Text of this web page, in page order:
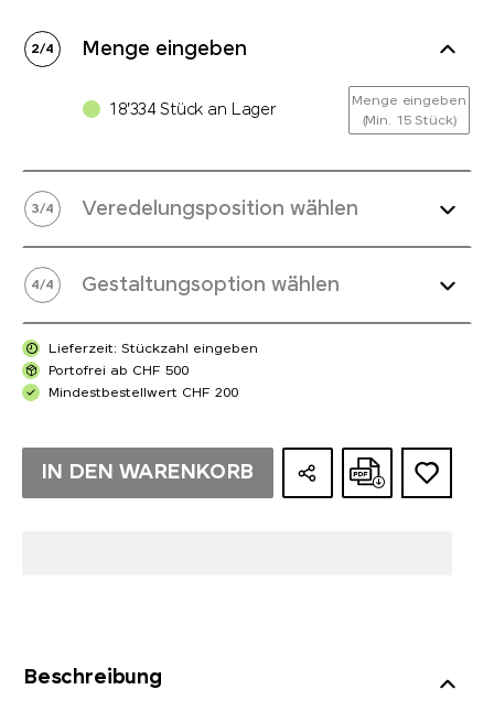
2/4 Menge eingeben
18'334 Stück an Lager
Menge eingeben
(Min. 15 Stück)
3/4 Veredelungsposition wählen
4/4 Gestaltungsoption wählen
Lieferzeit: Stückzahl eingeben
Portofrei ab CHF 500
Mindestbestellwert CHF 200
IN DEN WARENKORB
Beschreibung